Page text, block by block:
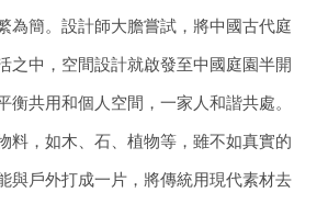
為簡。設計師大膽嘗試，將中國古代庭
之中，空間設計就啟發至中國庭園半開
衡共用和個人空間，一家人和諧共處。
料，如木、石、植物等，雖不如真實的
與戶外打成一片，將傳統用現代素材去